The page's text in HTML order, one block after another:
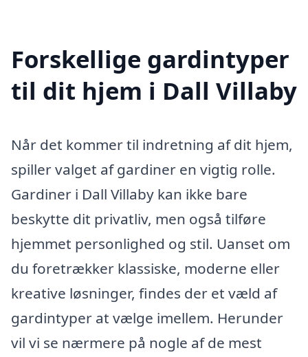
Forskellige gardintyper
til dit hjem i Dall Villaby
Når det kommer til indretning af dit hjem,
spiller valget af gardiner en vigtig rolle.
Gardiner i Dall Villaby kan ikke bare
beskytte dit privatliv, men også tilføre
hjemmet personlighed og stil. Uanset om
du foretrækker klassiske, moderne eller
kreative løsninger, findes der et væld af
gardintyper at vælge imellem. Herunder
vil vi se nærmere på nogle af de mest